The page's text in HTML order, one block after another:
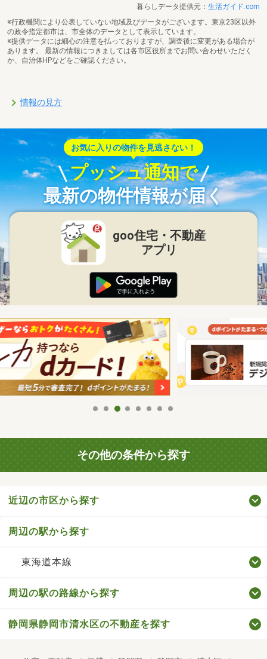
暮らしデータ提供元： 生活ガイド.com
※行政機関により公表していない地域及びデータがございます。東京23区以外
の政令指定都市は、市全体のデータとして表示しています。
※提供データには細心の注意を払っておりますが、調査後に変更がある場合が
あります。 最新の情報につきましては各市区役所までお問い合わせいただく
か、自治体HPなどをご確認ください。
情報の見方
お気に入りの物件を見逃さない！
プッシュ通知で
最新の物件情報が届く
goo住宅・不動産
アプリ
その他の条件から探す
近辺の市区から探す
周辺の駅から探す
東海道本線
周辺の駅の路線から探す
静岡県静岡市清水区の不動産を探す